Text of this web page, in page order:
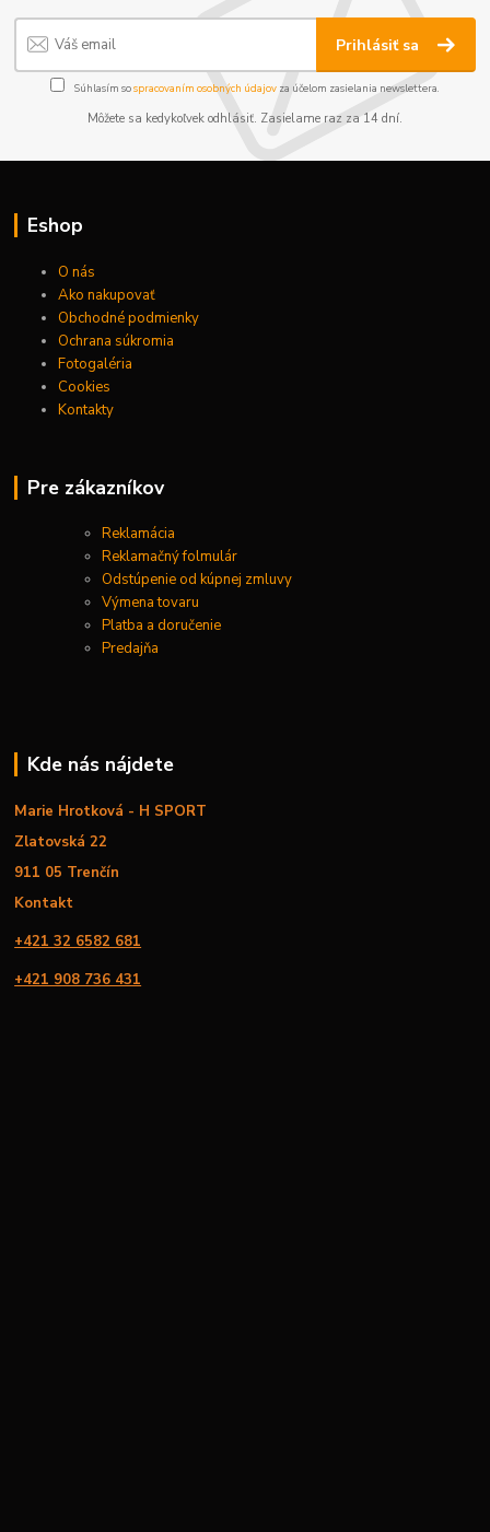
Prihlásiť sa
Súhlasím sospracovaním osobných údajov za účelom zasielania newslettera.
Môžete sa kedykoľvek odhlásiť. Zasielame raz za 14 dní.
Eshop
O nás
Ako nakupovať
Obchodné podmienky
Ochrana súkromia
Fotogaléria
Cookies
Kontakty
Pre zákazníkov
Reklamácia
Reklamačný folmulár
Odstúpenie od kúpnej zmluvy
Výmena tovaru
Platba a doručenie
Predajňa
Kde nás nájdete
Marie Hrotková - H SPORT
Zlatovská 22
911 05 Trenčín
Kontakt
+421 32 6582 681
+421 908 736 431